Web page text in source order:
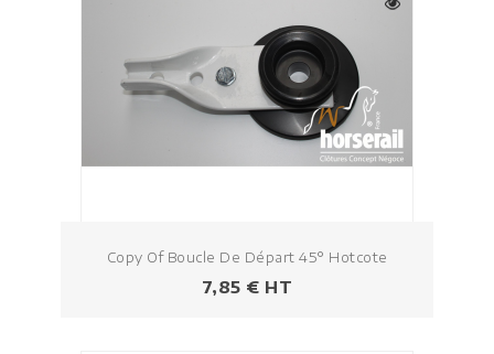
Copy Of Boucle De Départ 45° Hotcote
Prezzo
7,85 € HT